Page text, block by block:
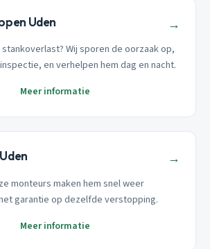
Uden →
Wij sporen de oorzaak op,
en verhelpen hem dag en nacht.
Meer informatie
→
monteurs maken hem snel weer
garantie op dezelfde verstopping.
Meer informatie